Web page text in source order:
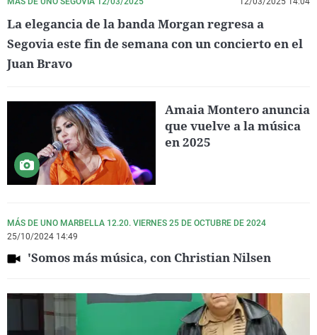
La elegancia de la banda Morgan regresa a
Segovia este fin de semana con un concierto en el
Juan Bravo
Amaia Montero anuncia
que vuelve a la música
en 2025
MÁS DE UNO MARBELLA 12.20. VIERNES 25 DE OCTUBRE DE 2024
25/10/2024 14:49
'Somos más música, con Christian Nilsen